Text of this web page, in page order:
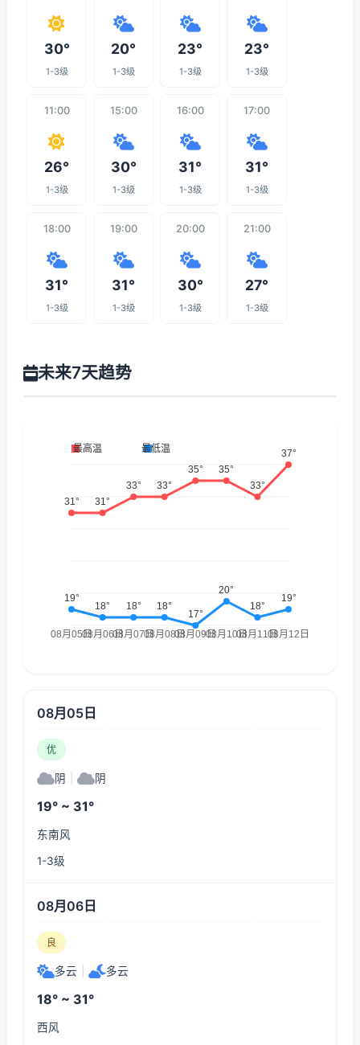
30°
1-3级
20°
1-3级
23°
1-3级
23°
1-3级
11:00
26°
1-3级
15:00
30°
1-3级
16:00
31°
1-3级
17:00
31°
1-3级
18:00
31°
1-3级
19:00
31°
1-3级
20:00
30°
1-3级
21:00
27°
1-3级
未来7天趋势
08月05日
优
阴 阴
19° ~ 31°
东南风
1-3级
08月06日
良
多云 多云
18° ~ 31°
西风